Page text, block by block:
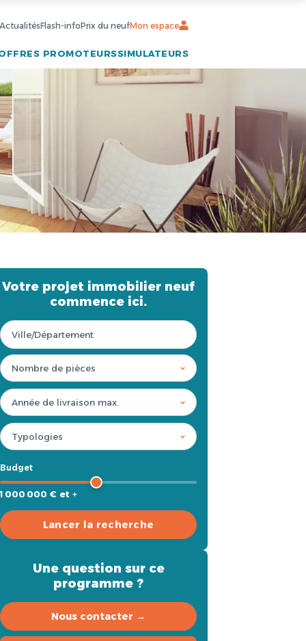
ActualitésFlash-infoPrix du neufMon espace
PROMOTEURSSIMULATEURS
Votre projet immobilier neuf
commence ici.
Budget
1 000 000 € et +
Lancer la recherche
Une question sur ce
programme ?
Nous contacter →